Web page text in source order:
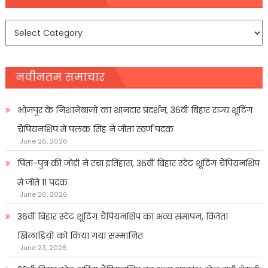
नवीनतम समाचार
भोजपुर के निशानेबाजों का शानदार प्रदर्शन, 36वीं बिहार राज्य शूटिंग
चैंपियनशिप में पलक सिंह ने जीता स्वर्ण पदक
June 26, 2026
पिता-पुत्र की जोड़ी ने रचा इतिहास, 36वीं बिहार स्टेट शूटिंग चैंपियनशिप
में जीते 11 पदक
June 26, 2026
36वीं बिहार स्टेट शूटिंग चैंपियनशिप का भव्य समापन, विजेता
खिलाडिय़ों को किया गया सम्मानित
June 23, 2026